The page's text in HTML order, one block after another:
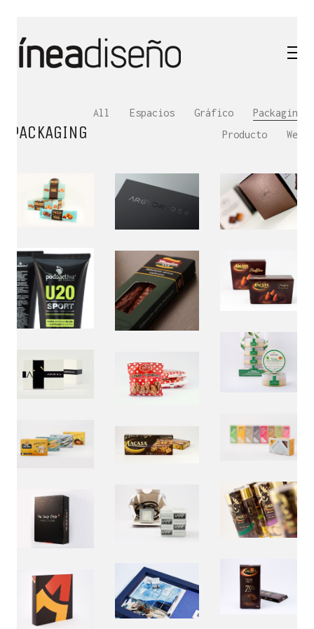
PACKAGING
All Espacios Gráfico
Packaging
Producto
Web
QUÉ ES LÍNEA DISEÑO.
Es una empresa de Diseño Industrial y Gráfico cuya
actividad se desarrolla en el ámbito
comunicación visual.
Con sede en Zaragoza dota de servicios de diseño a
la industria desde 1998.
¿Necesitas más información? Escríbenos a